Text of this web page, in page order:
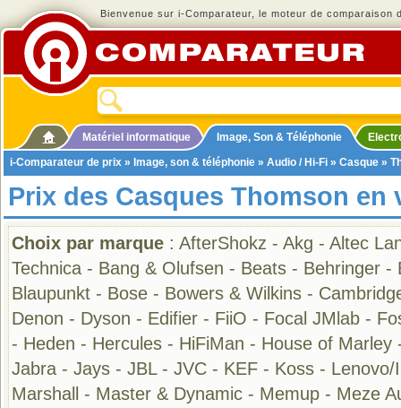
Bienvenue sur i-Comparateur, le moteur de comparaison
Matériel informatique Image, Son & Téléphonie
i-Comparateur de prix » Image, son & téléphonie » Audio / Hi-Fi » Casque »
Prix des Casques Thomson en
Choix par marque : AfterShokz - Akg - Altec
Technica - Bang & Olufsen - Beats - Behringer -
Blaupunkt - Bose - Bowers & Wilkins -
Denon - Dyson - Edifier - FiiO - Focal JMlab -
- Heden - Hercules - HiFiMan - House of Marley
Jabra - Jays - JBL- JVC - KEF - Koss - Lenovo/
Marshall
- Master & Dynamic - Memup - Meze